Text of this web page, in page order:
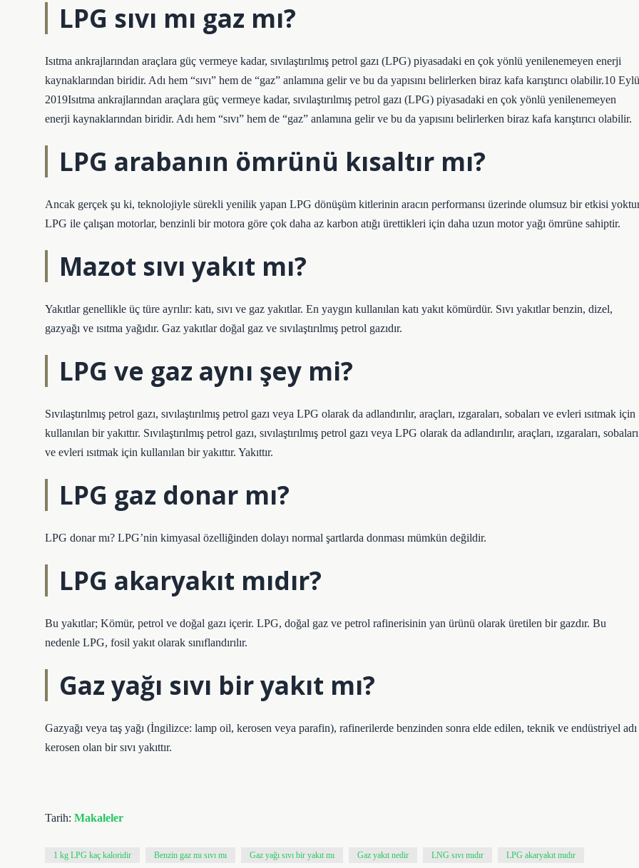
LPG sıvı mı gaz mı?
Isıtma ankrajlarından araçlara güç vermeye kadar, sıvılaştırılmış petrol gazı (LPG) piyasadaki en çok yönlü yenilenemeyen enerji
kaynaklarından biridir. Adı hem “sıvı” hem de “gaz” anlamına gelir ve bu da yapısını belirlerken biraz kafa karıştırıcı olabilir.10
2019Isıtma ankrajlarından araçlara güç vermeye kadar, sıvılaştırılmış petrol gazı (LPG) piyasadaki en çok yönlü yenilenemeyen
enerji kaynaklarından biridir. Adı hem “sıvı” hem de “gaz” anlamına gelir ve bu da yapısını belirlerken biraz kafa karıştırıcı olabilir.
LPG arabanın ömrünü kısaltır mı?
Ancak gerçek şu ki, teknolojiyle sürekli yenilik yapan LPG dönüşüm kitlerinin aracın performansı üzerinde olumsuz bir etkisi
LPG ile çalışan motorlar, benzinli bir motora göre çok daha az karbon atığı ürettikleri için daha uzun motor yağı ömrüne sahiptir.
Mazot sıvı yakıt mı?
Yakıtlar genellikle üç türe ayrılır: katı, sıvı ve gaz yakıtlar. En yaygın kullanılan katı yakıt kömürdür. Sıvı yakıtlar benzin, dizel,
gazyağı ve ısıtma yağıdır. Gaz yakıtlar doğal gaz ve sıvılaştırılmış petrol gazıdır.
LPG ve gaz aynı şey mi?
Sıvılaştırılmış petrol gazı, sıvılaştırılmış petrol gazı veya LPG olarak da adlandırılır, araçları, ızgaraları, sobaları ve evleri ısıtmak için
kullanılan bir yakıttır. Sıvılaştırılmış petrol gazı, sıvılaştırılmış petrol gazı veya LPG olarak da adlandırılır, araçları, ızgaraları, sobaları
ve evleri ısıtmak için kullanılan bir yakıttır. Yakıttır.
LPG gaz donar mı?
LPG donar mı? LPG’nin kimyasal özelliğinden dolayı normal şartlarda donması mümkün değildir.
LPG akaryakıt mıdır?
Bu yakıtlar; Kömür, petrol ve doğal gazı içerir. LPG, doğal gaz ve petrol rafinerisinin yan ürünü olarak üretilen bir gazdır. Bu
nedenle LPG, fosil yakıt olarak sınıflandırılır.
Gaz yağı sıvı bir yakıt mı?
Gazyağı veya taş yağı (İngilizce: lamp oil, kerosen veya parafin), rafinerilerde benzinden sonra elde edilen, teknik ve endüstriyel adı
kerosen olan bir sıvı yakıttır.
Tarih: Makaleler
1 kg LPG kaç kaloridir Benzin gaz mı sıvı mı Gaz yağı sıvı bir yakıt mı Gaz yakıt nedir LNG sıvı mıdır LPG akaryakıt mıdır